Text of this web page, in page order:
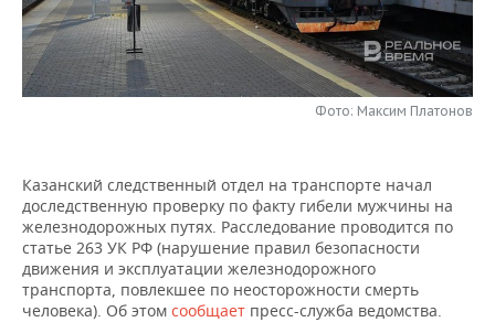
НЕФТЕХИМИЯ
НЕФТЬ
РОЗНИЧНАЯ ТОРГОВЛЯ
ТРАНСПОРТ
НОВОСТИ ТЕХНОЛОГИЙ
IT
ТЕЛЕКОММУНИКАЦИИ
МЕРОПРИЯТИЯ
НОВОСТИ МЕРОПРИЯТИЙ
БИЗНЕС-БРАНЧИ
ONLINE-КОНФЕРЕНЦИИ
ОТКРЫТАЯ ЛЕКЦИЯ
СПОРТ
ФУТБОЛ
ХОККЕЙ
БАСКЕТБОЛ
НОВОСТИ ОБЩЕСТВА
ВЛАСТЬ
ИНФРАСТРУКТУРА
ФОТОГАЛЕРЕЯ
СЮЖЕТЫ
СПРАВОЧНИК
Фото: Максим Платонов
Казанский следственный отдел на транспорте начал
доследственную проверку по факту гибели мужчины на
железнодорожных путях. Расследование проводится по
статье 263 УК РФ (нарушение правил безопасности
движения и эксплуатации железнодорожного
транспорта, повлекшее по неосторожности смерть
человека). Об этом сообщает пресс-служба ведомства.